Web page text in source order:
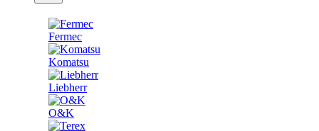
Fermec
Komatsu
Liebherr
O&K